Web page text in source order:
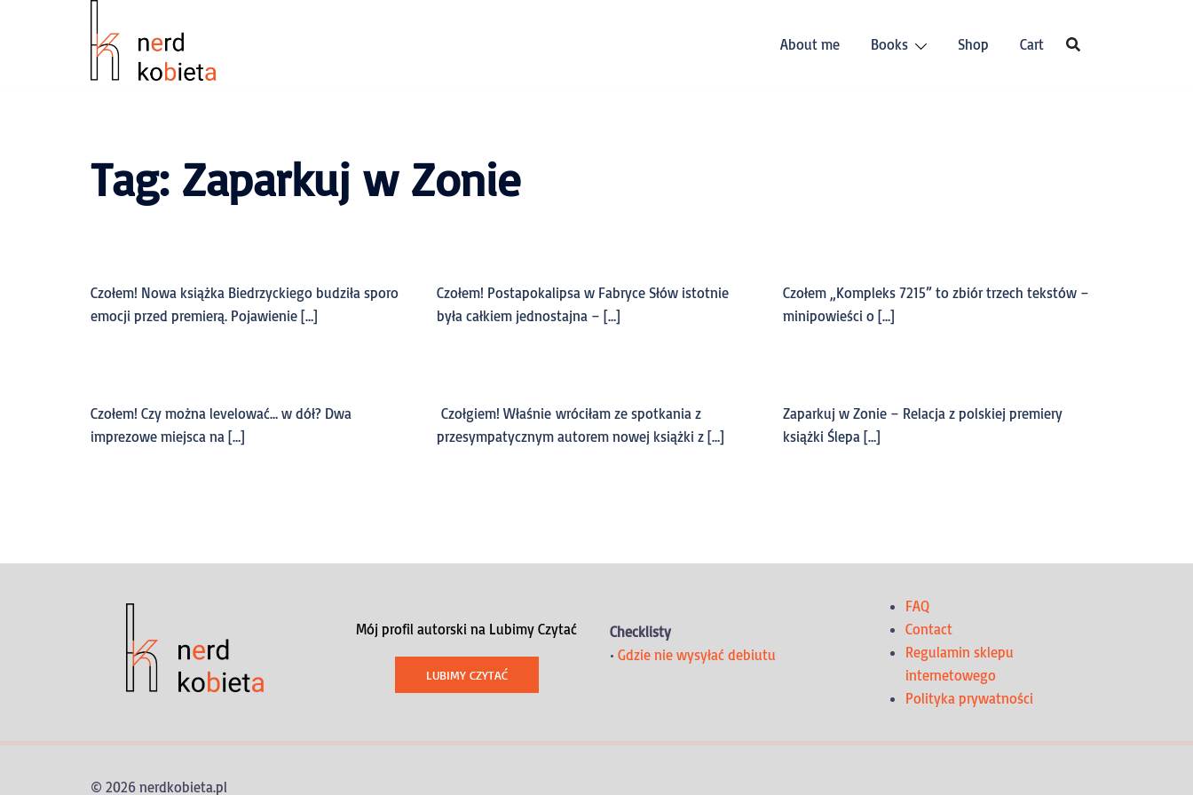
About me Books Shop Cart
Tag: Zaparkuj w Zonie
Czołem! Nowa książka Biedrzyckiego budziła sporo
emocji przed premierą. Pojawienie […]
Czołem! Postapokalipsa w Fabryce Słów istotnie
była całkiem jednostajna – […]
Czołem „Kompleks 7215” to zbiór trzech tekstów –
minipowieści o […]
Czołem! Czy można levelować… w dół? Dwa
imprezowe miejsca na […]
Czołgiem! Właśnie wróciłam ze spotkania z
przesympatycznym autorem nowej książki z […]
Zaparkuj w Zonie – Relacja z polskiej premiery
książki Ślepa […]
Mój profil autorski na Lubimy Czytać
LUBIMY CZYTAĆ
Checklisty
• Gdzie nie wysyłać debiutu
FAQ
Contact
Regulamin sklepu
internetowego
Polityka prywatności
© 2026 nerdkobieta.pl